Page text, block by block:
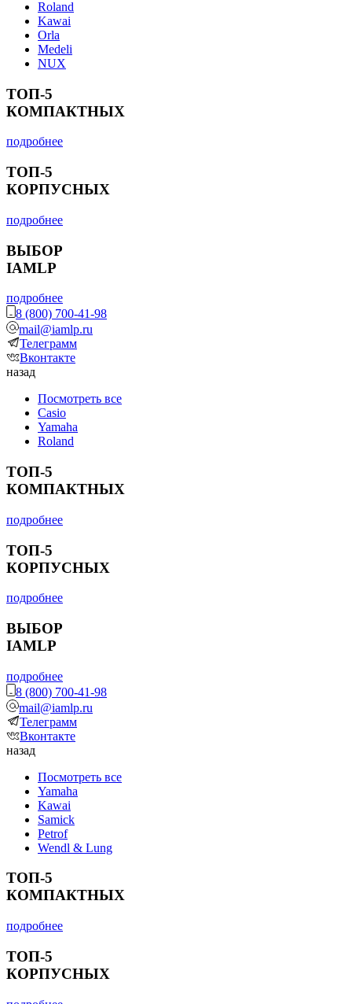
Roland
Kawai
Orla
Medeli
NUX
ТОП-5
КОМПАКТНЫХ
подробнее
ТОП-5
КОРПУСНЫХ
подробнее
ВЫБОР
IAMLP
подробнее
8 (800) 700-41-98
mail@iamlp.ru
Телеграмм
Вконтакте
назад
Посмотреть все
Casio
Yamaha
Roland
ТОП-5
КОМПАКТНЫХ
подробнее
ТОП-5
КОРПУСНЫХ
подробнее
ВЫБОР
IAMLP
подробнее
8 (800) 700-41-98
mail@iamlp.ru
Телеграмм
Вконтакте
назад
Посмотреть все
Yamaha
Kawai
Samick
Petrof
Wendl & Lung
ТОП-5
КОМПАКТНЫХ
подробнее
ТОП-5
КОРПУСНЫХ